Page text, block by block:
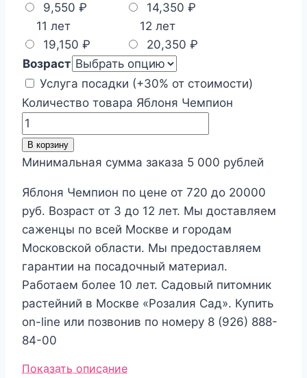
9,550 ₽
14,350 ₽
11 лет
19,150 ₽
12 лет
20,350 ₽
Возраст
Услуга посадки (+30% от стоимости)
Количество товара Яблоня Чемпион
В корзину
Минимальная сумма заказа 5 000 рублей
Яблоня Чемпион по цене от 720 до 20000
руб. Возраст от 3 до 12 лет. Мы доставляем
саженцы по всей Москве и городам
Московской области. Мы предоставляем
гарантии на посадочный материал.
Работаем более 10 лет. Садовый питомник
растейний в Москве «Розалия Сад». Купить
on-line или позвонив по номеру 8 (926) 888-
84-00
Показать описание